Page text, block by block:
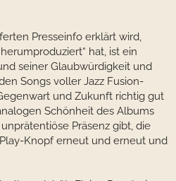
Presseinfo erklärt wird,
hat, ist ein
seiner Glaubwürdigkeit und
Songs voller Jazz Fusion-
und Zukunft richtig gut
Schönheit des Albums
Präsenz gibt, die
Knopf erneut und erneut und